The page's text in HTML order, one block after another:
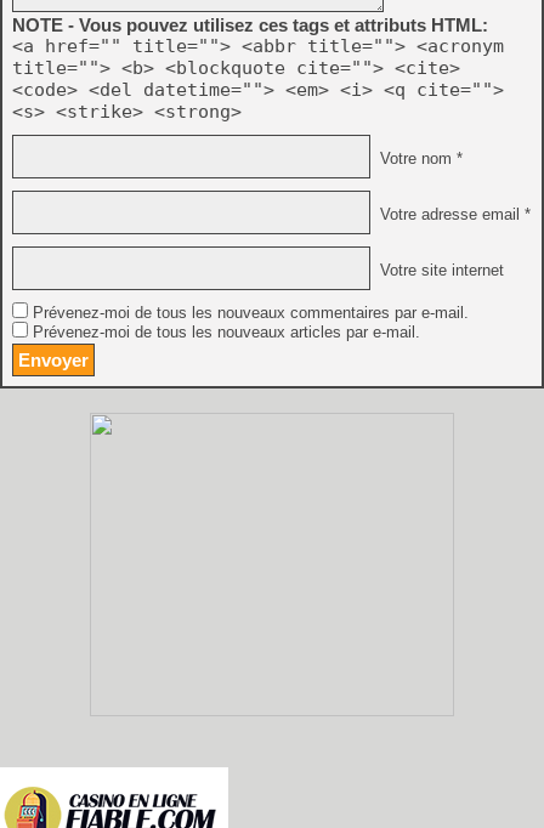
NOTE - Vous pouvez utilisez ces tags et attributs HTML:
<a href="" title=""> <abbr title=""> <acronym
title=""> <b> <blockquote cite=""> <cite>
<code> <del datetime=""> <em> <i> <q cite="">
<s> <strike> <strong>
Votre nom *
Votre adresse email *
Votre site internet
Prévenez-moi de tous les nouveaux commentaires par e-mail.
Prévenez-moi de tous les nouveaux articles par e-mail.